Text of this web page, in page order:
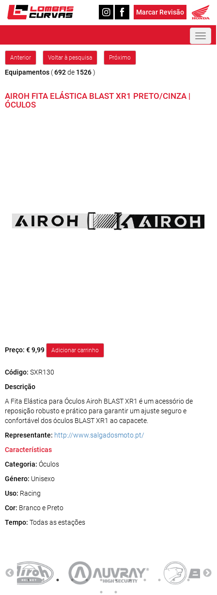
Marcar Revisão
Anterior Voltar à pesquisa Próximo
Equipamentos (692de 1526)
AIROH FITA ELÁSTICA BLAST XR1 PRETO/CINZA |
ÓCULOS
Preço: € 9,99
Código: SXR130
Descrição
A Fita Elástica para Óculos Airoh BLAST XR1 é um acessório de
reposição robusto e prático para garantir um ajuste seguro e
confortável dos óculos BLAST XR1 ao capacete.
Representante: http://www.salgadosmoto.pt/
Características
Categoria: Óculos
Género: Unisexo
Uso: Racing
Cor: Branco e Preto
Tempo: Todas as estações